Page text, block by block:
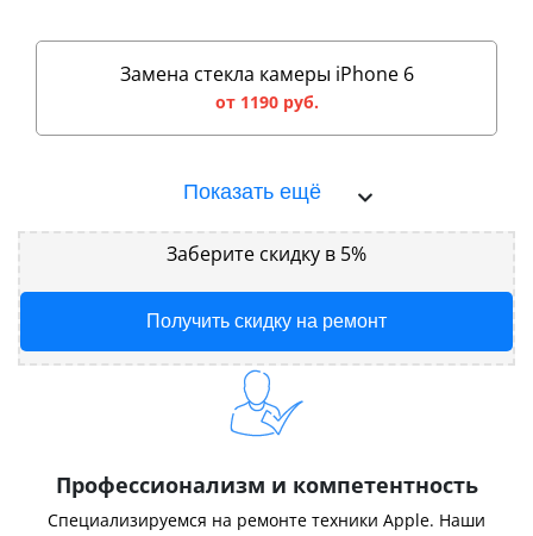
Замена стекла камеры iPhone 6
от 1190 руб.
Показать ещё
Заберите скидку в 5%
Получить скидку на ремонт
Профессионализм и компетентность
Специализируемся на ремонте техники Apple. Наши